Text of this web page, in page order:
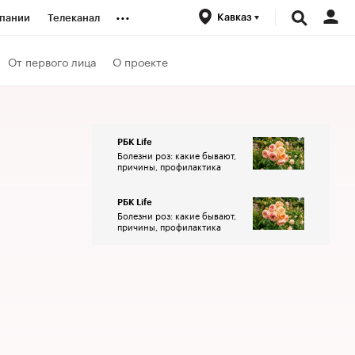
Телеканал ... Кавказ
От первого лица О проекте
РБК Life
Болезни роз: какие бывают,
причины, профилактика
РБК Life
Болезни роз: какие бывают,
причины, профилактика